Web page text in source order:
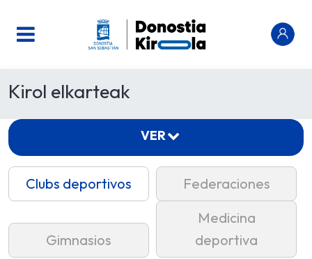
Kirol elkarteak
Clubs deportivos Federaciones
Gimnasios
Medicina
deportiva
VER